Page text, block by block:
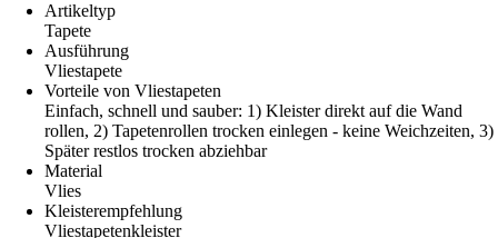
Artikeltyp
Tapete
Ausführung
Vliestapete
Vorteile von Vliestapeten
Einfach, schnell und sauber: 1) Kleister direkt auf die Wand
rollen, 2) Tapetenrollen trocken einlegen - keine Weichzeiten, 3)
Später restlos trocken abziehbar
Material
Vlies
Kleisterempfehlung
Vliestapetenkleister